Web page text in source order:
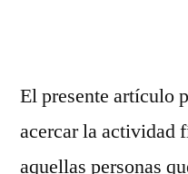
El presente artículo
acercar la actividad
aquellas personas